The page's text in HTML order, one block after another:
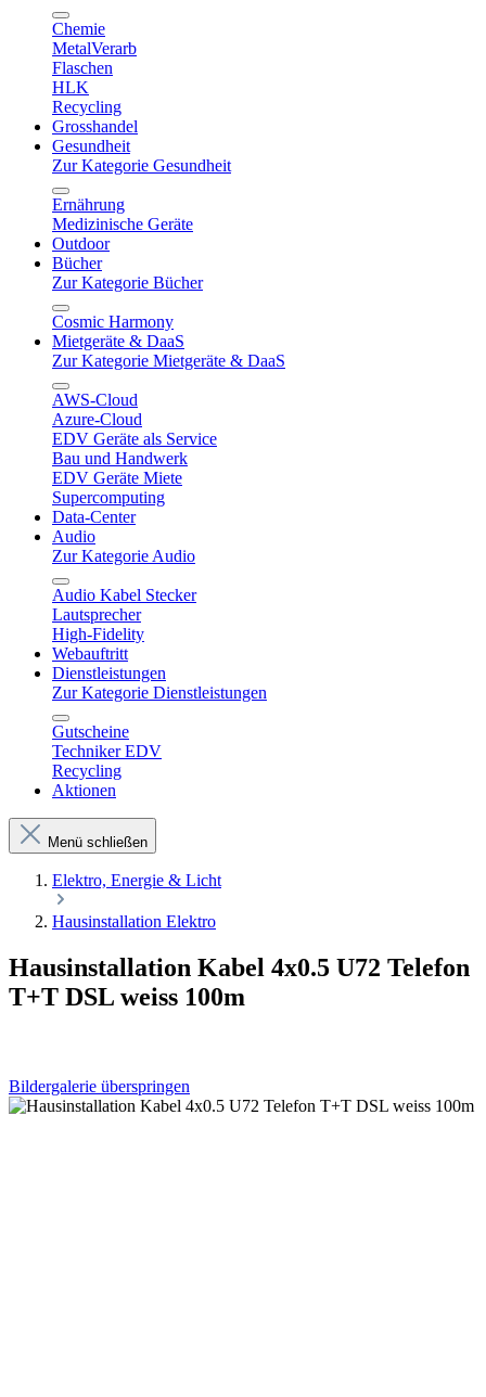
Chemie
MetalVerarb
Flaschen
HLK
Recycling
Grosshandel
Gesundheit
Zur Kategorie Gesundheit
Ernährung
Medizinische Geräte
Outdoor
Bücher
Zur Kategorie Bücher
Cosmic Harmony
Mietgeräte & DaaS
Zur Kategorie Mietgeräte & DaaS
AWS-Cloud
Azure-Cloud
EDV Geräte als Service
Bau und Handwerk
EDV Geräte Miete
Supercomputing
Data-Center
Audio
Zur Kategorie Audio
Audio Kabel Stecker
Lautsprecher
High-Fidelity
Webauftritt
Dienstleistungen
Zur Kategorie Dienstleistungen
Gutscheine
Techniker EDV
Recycling
Aktionen
Menü schließen
Elektro, Energie & Licht
Hausinstallation Elektro
Hausinstallation Kabel 4x0.5 U72 Telefon
T+T DSL weiss 100m
Bildergalerie überspringen